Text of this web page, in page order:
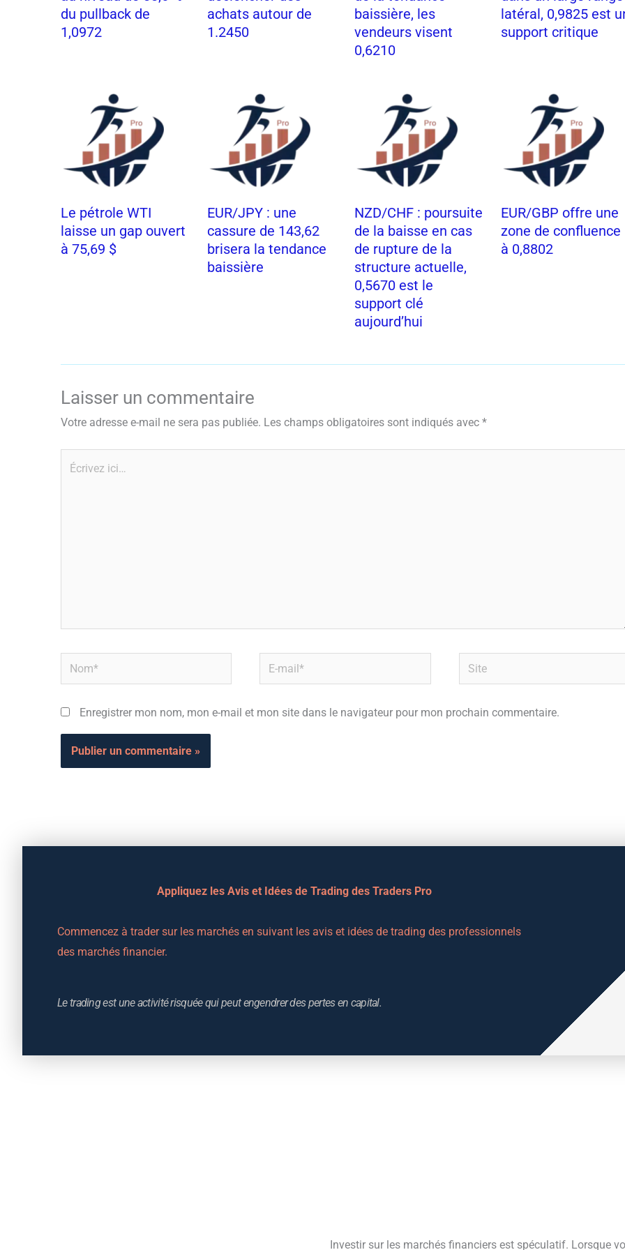
du pullback de
1,0972
achats autour de
1.2450
baissière, les
vendeurs visent
0,6210
latéral, 0,9825 est
support critique
Le pétrole WTI
laisse un gap ouvert
à 75,69 $
EUR/JPY : une
cassure de 143,62
brisera la tendance
baissière
NZD/CHF : poursuite
de la baisse en cas
de rupture de la
structure actuelle,
0,5670 est le
support clé
aujourd’hui
EUR/GBP offre une
zone de confluence
à 0,8802
Laisser un commentaire
Votre adresse e-mail ne sera pas publiée. Les champs obligatoires sont indiqués avec *
Écrivez
Nom*
mail*
Site
Enregistrer mon nom, mon e-mail et mon site dans le navigateur pour mon prochain commentaire.
Appliquez les Avis et Idées de Trading des Traders Pro
Commencez à trader sur les marchés en suivant les avis et idées de trading des professionnels
des marchés financier.
Le trading est une activité risquée qui peut engendrer des pertes en capital.
Investir sur les marchés financiers est spéculatif. Lorsque